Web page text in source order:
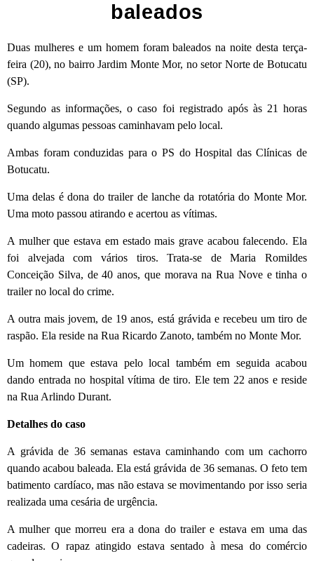
baleados
Duas mulheres e um homem foram baleados na noite desta terça-
feira (20), no bairro Jardim Monte Mor, no setor Norte de Botucatu
(SP).
Segundo as informações, o caso foi registrado após às 21 horas
quando algumas pessoas caminhavam pelo local.
Ambas foram conduzidas para o PS do Hospital das Clínicas de
Botucatu.
Uma delas é dona do trailer de lanche da rotatória do Monte Mor.
Uma moto passou atirando e acertou as vítimas.
A mulher que estava em estado mais grave acabou falecendo. Ela
foi alvejada com vários tiros. Trata-se de Maria Romildes
Conceição Silva, de 40 anos, que morava na Rua Nove e tinha o
trailer no local do crime.
A outra mais jovem, de 19 anos, está grávida e recebeu um tiro de
raspão. Ela reside na Rua Ricardo Zanoto, também no Monte Mor.
Um homem que estava pelo local também em seguida acabou
dando entrada no hospital vítima de tiro. Ele tem 22 anos e reside
na Rua Arlindo Durant.
Detalhes do caso
A grávida de 36 semanas estava caminhando com um cachorro
quando acabou baleada. Ela está grávida de 36 semanas. O feto tem
batimento cardíaco, mas não estava se movimentando por isso seria
realizada uma cesária de urgência.
A mulher que morreu era a dona do trailer e estava em uma das
cadeiras. O rapaz atingido estava sentado à mesa do comércio